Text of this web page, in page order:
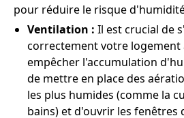
pour réduire le risque
Ventilation : Il est crucial de
correctement votre logement
empêcher l'accumulation
de mettre en place des
les plus humides (comme la
bains) et d'ouvrir les